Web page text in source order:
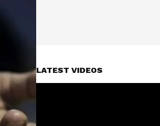
LATEST VIDEOS